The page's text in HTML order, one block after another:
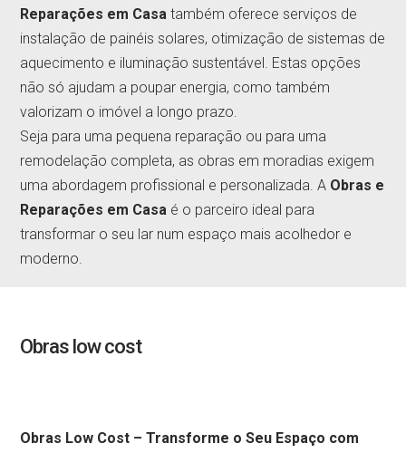
Reparações em Casa também oferece serviços de
instalação de painéis solares, otimização de sistemas de
aquecimento e iluminação sustentável. Estas opções
não só ajudam a poupar energia, como também
valorizam o imóvel a longo prazo.
Seja para uma pequena reparação ou para uma
remodelação completa, as obras em moradias exigem
uma abordagem profissional e personalizada. A Obras e
Reparações em Casa é o parceiro ideal para
transformar o seu lar num espaço mais acolhedor e
moderno.
Obras low cost
Obras Low Cost – Transforme o Seu Espaço com